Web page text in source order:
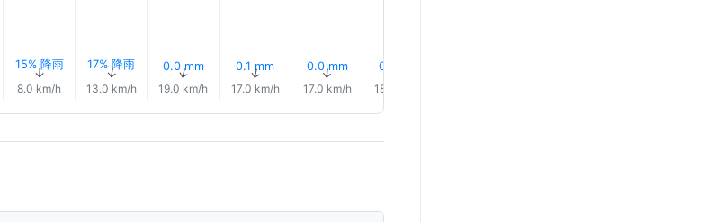
15% 降雨
↑
8.0 km/h
17% 降雨
↑
13.0 km/h
0.0 mm
↑
19.0 km/h
0.1 mm
↑
17.0 km/h
0.0 mm
↑
17.0 km/h
0.3 mm
18.0 km/h